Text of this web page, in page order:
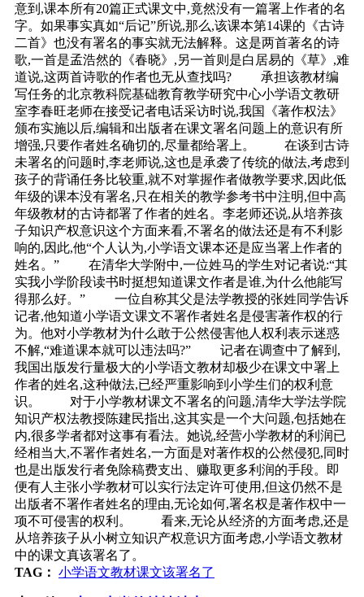
意到,课本所有20篇正式课文中,竟然没有一篇署上作者的名
字。如果事实真如“后记”所说,那么,该课本第14课的《古诗
二首》也没有署名的事实就无法解释。这是两首著名的诗
歌,一首是孟浩然的《春晓》,另一首则是白居易的《草》,难
道说,这两首诗歌的作者也无从查找吗? 承担该教材编
写任务的北京教科院基础教育教学研究中心小学语文教研
室李春旺老师在接受记者电话采访时说,我国《著作权法》
颁布实施以后,编辑和出版者在课文署名问题上的意识有所
增强,只要作者姓名确切的,尽量都给署上。 在谈到古诗
未署名的问题时,李老师说,这也是承袭了传统的做法,考虑到
孩子的背诵任务比较重,就不对掌握作者做教学要求,因此低
年级的课本没有署名,只在相关的教学参考书中注明,但中高
年级教材的古诗都署了作者的姓名。李老师还说,从培养孩
子知识产权意识这个方面来看,不署名的做法还是有不利影
响的,因此,他“个人认为,小学语文课本还是应当署上作者的
姓名。” 在清华大学附中,一位姓马的学生对记者说:“其
实我小学阶段读书时挺想知道课文作者是谁,为什么他能写
得那么好。” 一位自称其父是法学教授的张姓同学告诉
记者,他知道小学语文课文不署作者姓名是侵害著作权的行
为。他对小学教材为什么敢于公然侵害他人权利表示迷惑
不解,“难道课本就可以违法吗?” 记者在调查中了解到,
我国出版发行量极大的小学语文教材却极少在课文中署上
作者的姓名,这种做法,已经严重影响到小学生们的权利意
识。 对于小学教材课文不署名的问题,清华大学法学院
知识产权法教授陈建民指出,这其实是一个大问题,包括她在
内,很多学者都对这事有看法。她说,经营小学教材的利润已
经相当大,不署作者姓名,一方面是对著作权的公然侵犯,同时
也是出版发行者免除稿费支出、赚取更多利润的手段。即
便有人主张小学教材可以实行法定许可使用,但这仍然不是
出版者不署作者姓名的理由,无论如何,署名权是著作权中一
项不可侵害的权利。 看来,无论从经济的方面考虑,还是
从培养孩子从小树立知识产权意识方面考虑,小学语文教材
中的课文真该署名了。
TAG： 小学语文教材课文该署名了